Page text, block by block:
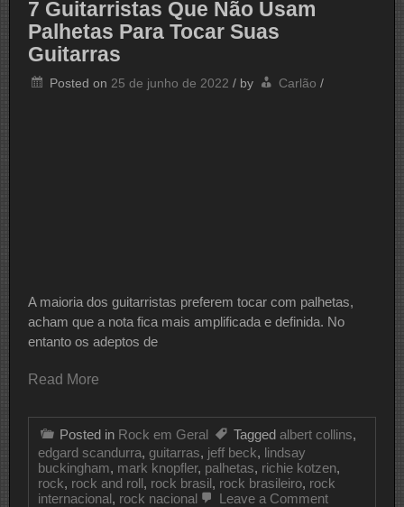
7 Guitarristas Que Não Usam
Palhetas Para Tocar Suas
Guitarras
Posted on 25 de junho de 2022 / by Carlão /
A maioria dos guitarristas preferem tocar com palhetas,
acham que a nota fica mais amplificada e definida. No
entanto os adeptos de
Read More
Posted in Rock em Geral Tagged albert collins,
edgard scandurra, guitarras, jeff beck, lindsay
buckingham, mark knopfler, palhetas, richie kotzen,
rock, rock and roll, rock brasil, rock brasileiro, rock
internacional, rock nacional Leave a Commenton